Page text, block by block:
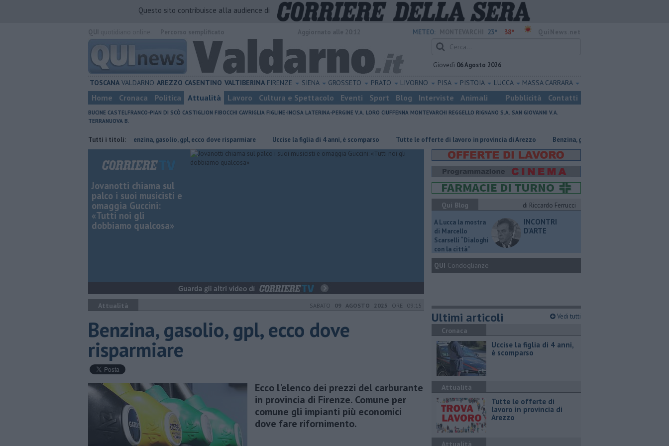
Questo sito contribuisce alla audience di
METEO: 23° 38°
Giovedì 06 Agosto 2026
TOSCANA VALDARNO AREZZO CASENTINO VALTIBERINA FIRENZE SIENA GROSSETO PRATO LIVORNO PISA PISTOIA LUCCA MASSA CARRARA
Home Cronaca Politica Attualità Lavoro Cultura e Spettacolo Eventi Sport Blog Interviste Animali Pubblicità Contatti
BUCINE CASTELFRANCO-PIAN DI SCÒ CASTIGLION FIBOCCHI CAVRIGLIA FIGLINE-INCISA LATERINA-PERGINE V.A. LORO CIUFFENNA MONTEVARCHI REGGELLO RIGNANO S.A. SAN GIOVANNI V.A.
TERRANUOVA B.
Tutti i titoli:
gpl, ecco dove risparmiare ​Benzina, gasolio, gpl, ecco dove risparmiare Uccise la figlia di 4 anni, è scomparso ​Tutte le offerte di lavoro in provincia di Arezzo ​Benzina, gasolio, gpl, ecco dove risparmiare
Jovanotti chiama sul
palco i suoi musicisti e
omaggia Guccini:
«Tutti noi gli
dobbiamo qualcosa»
Attualità SABATO 09 AGOSTO 2025 ORE 09:15
Benzina, gasolio, gpl, ecco dove
risparmiare
Ecco l'elenco dei prezzi del carburante
in provincia di Firenze. Comune per
comune gli impianti più economici
dove fare rifornimento.
Qui Blog
di Riccardo Ferrucci
A Lucca la mostra
di Marcello
Scarselli “Dialoghi
con la città"
INCONTRI
D'ARTE
QUI Condoglianze
Ultimi articoli Vedi tutti
Cronaca
Uccise la figlia di 4 anni,
è scomparso
Attualità
​Tutte le offerte di
lavoro in provincia di
Arezzo
Attualità